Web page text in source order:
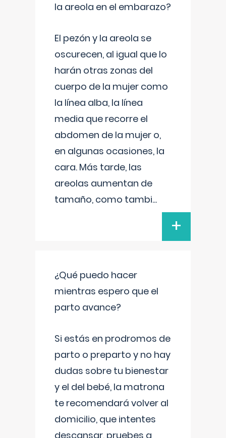
la areola en el embarazo?
El pezón y la areola se
oscurecen, al igual que lo
harán otras zonas del
cuerpo de la mujer como
la línea alba, la línea
media que recorre el
abdomen de la mujer o,
en algunas ocasiones, la
cara. Más tarde, las
areolas aumentan de
tamaño, como tambi...
+
¿Qué puedo hacer
mientras espero que el
parto avance?
Si estás en prodromos de
parto o preparto y no hay
dudas sobre tu bienestar
y el del bebé, la matrona
te recomendará volver al
domicilio, que intentes
descansar, pruebes a